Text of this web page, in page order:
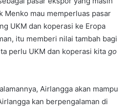
Menko mau memperluas pasar
UKM dan koperasi ke Eropa
itu memberi nilai tambah bagi
perlu UKM dan koperasi kita go
Airlangga akan mampu
kan berpengalaman di